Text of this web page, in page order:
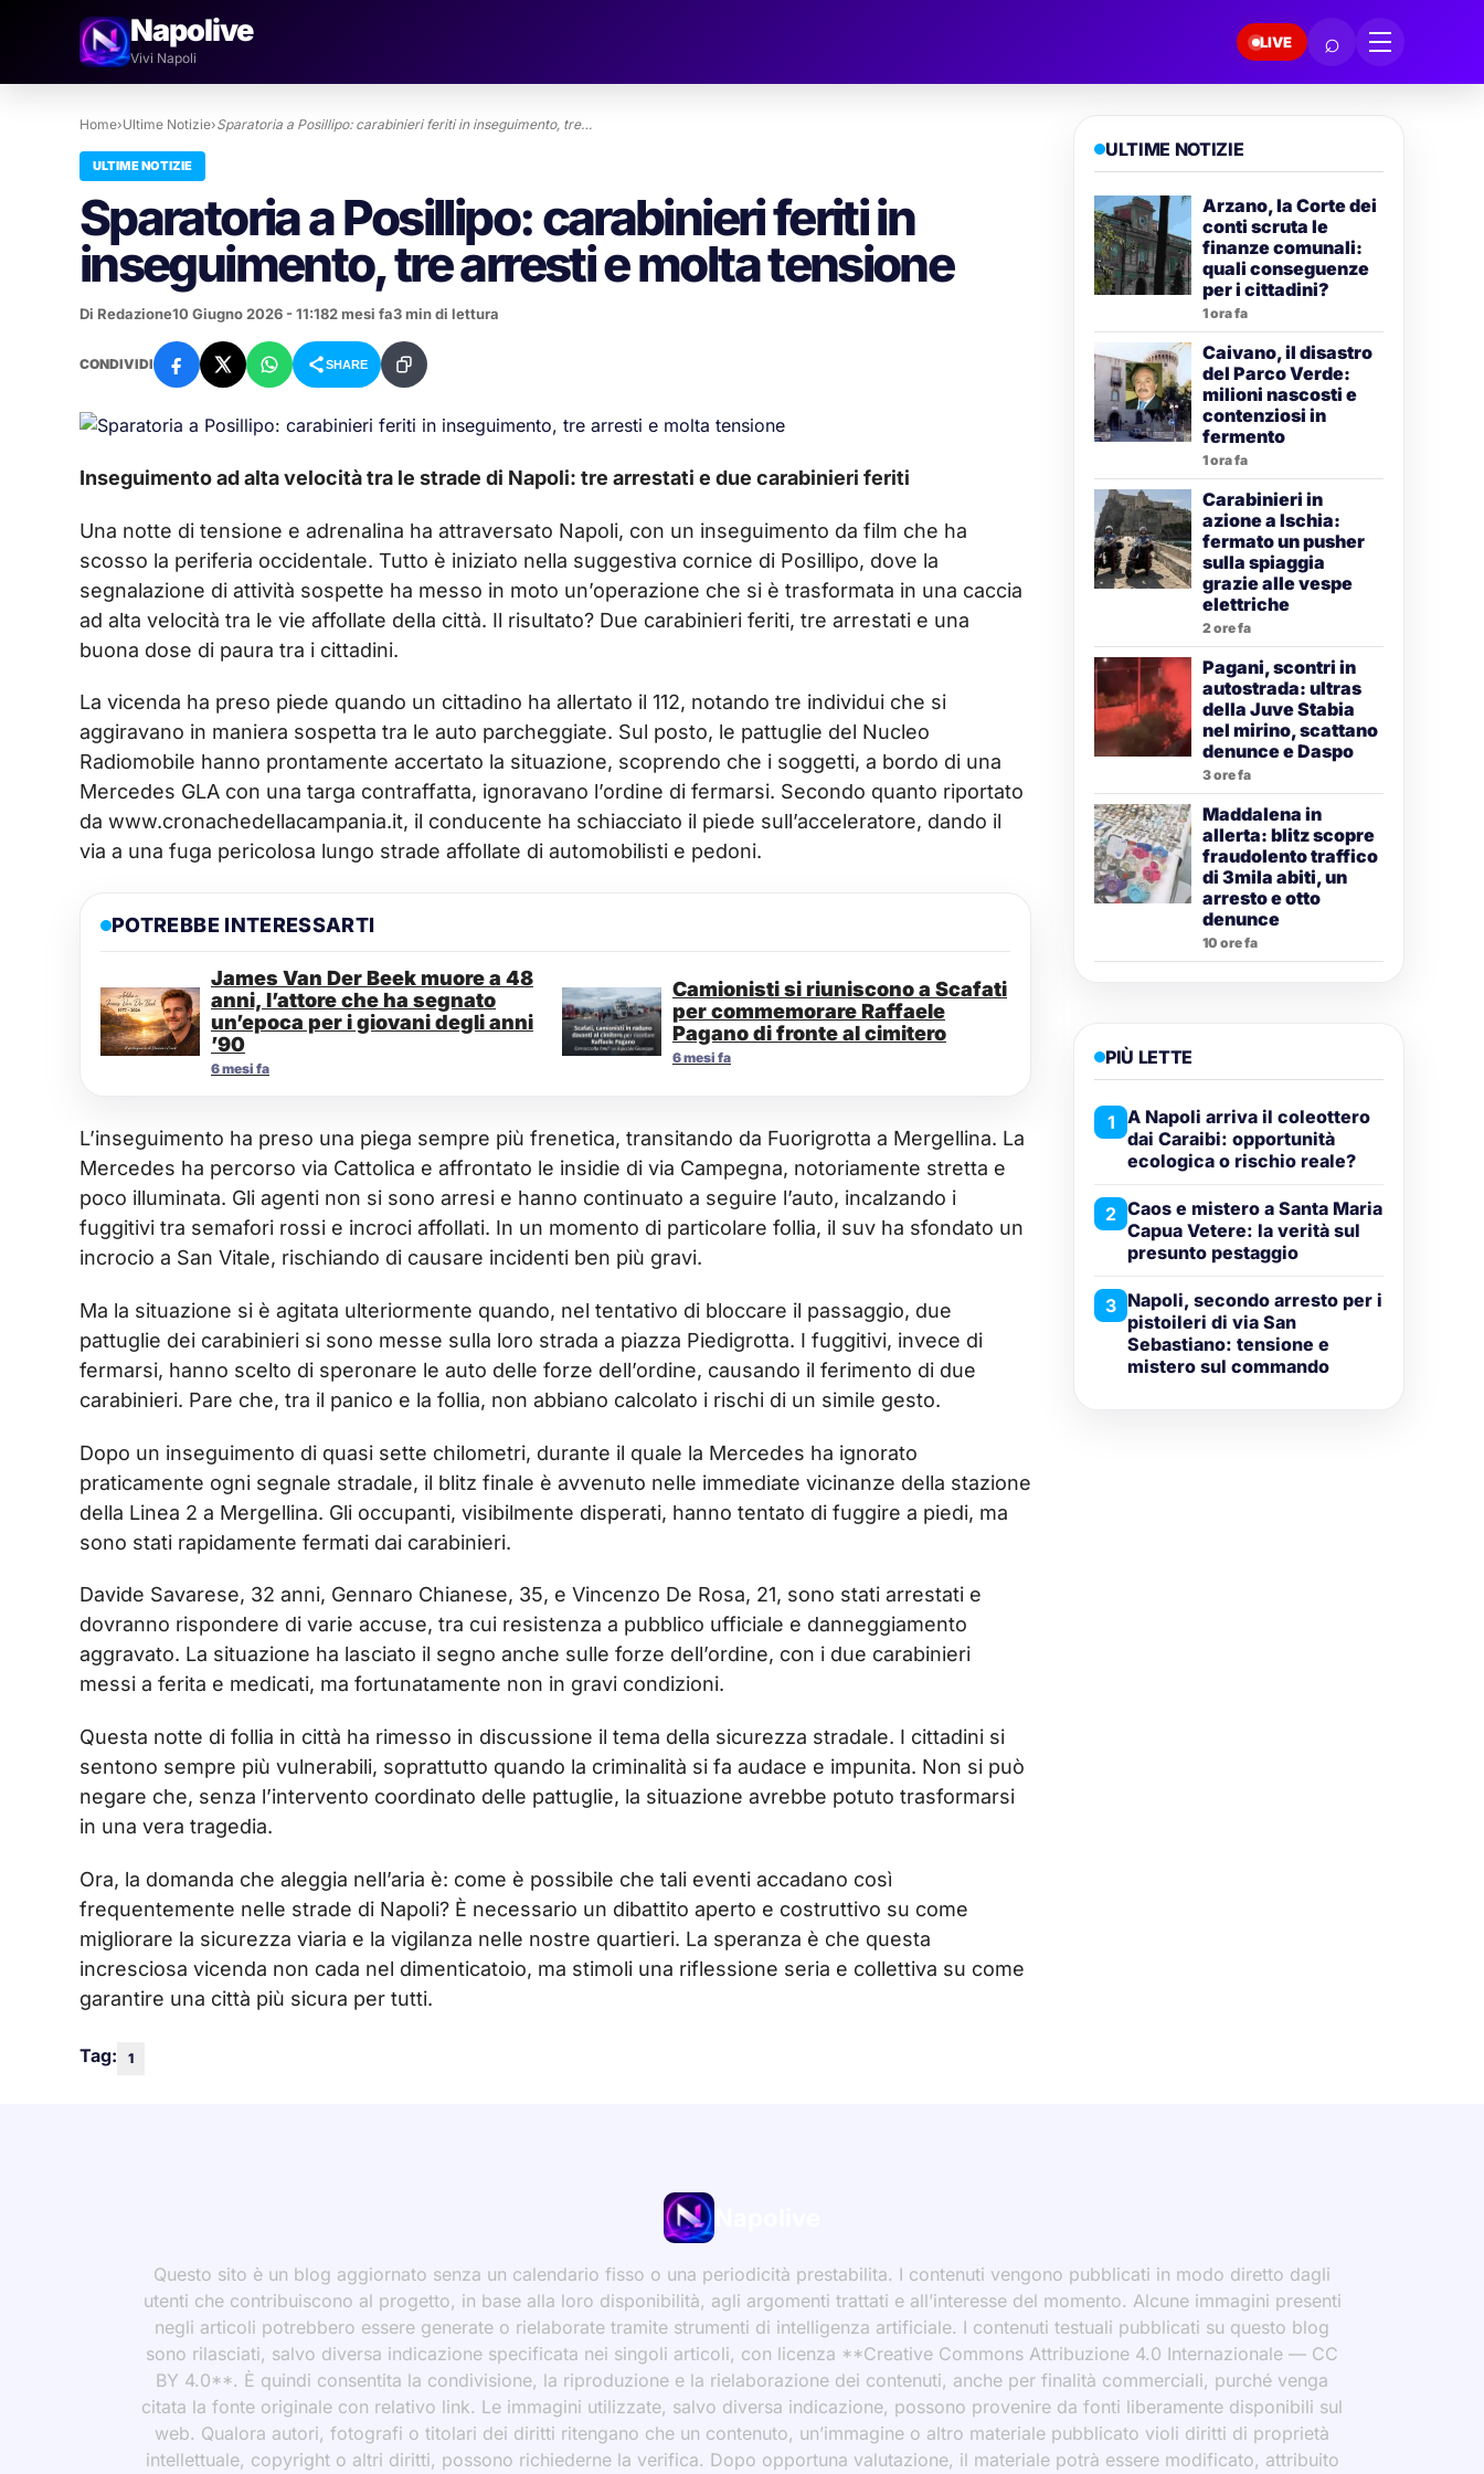
Napolive
Vivi Napoli
LIVE ⌕
Home›Ultime Notizie›Sparatoria a Posillipo: carabinieri feriti in inseguimento, tre…
ULTIME NOTIZIE
Sparatoria a Posillipo: carabinieri feriti in
inseguimento, tre arresti e molta tensione
Di Redazione10 Giugno 2026 - 11:182 mesi fa3 min di lettura
CONDIVIDI SHARE
Inseguimento ad alta velocità tra le strade di Napoli: tre arrestati e due carabinieri feriti
Una notte di tensione e adrenalina ha attraversato Napoli, con un inseguimento da film che ha
scosso la periferia occidentale. Tutto è iniziato nella suggestiva cornice di Posillipo, dove la
segnalazione di attività sospette ha messo in moto un’operazione che si è trasformata in una caccia
ad alta velocità tra le vie affollate della città. Il risultato? Due carabinieri feriti, tre arrestati e una
buona dose di paura tra i cittadini.
La vicenda ha preso piede quando un cittadino ha allertato il 112, notando tre individui che si
aggiravano in maniera sospetta tra le auto parcheggiate. Sul posto, le pattuglie del Nucleo
Radiomobile hanno prontamente accertato la situazione, scoprendo che i soggetti, a bordo di una
Mercedes GLA con una targa contraffatta, ignoravano l’ordine di fermarsi. Secondo quanto riportato
da www.cronachedellacampania.it, il conducente ha schiacciato il piede sull’acceleratore, dando il
via a una fuga pericolosa lungo strade affollate di automobilisti e pedoni.
POTREBBE INTERESSARTI
James Van Der Beek muore a 48
anni, l’attore che ha segnato
un’epoca per i giovani degli anni
’90
6 mesi fa
Camionisti si riuniscono a Scafati
per commemorare Raffaele
Pagano di fronte al cimitero
6 mesi fa
L’inseguimento ha preso una piega sempre più frenetica, transitando da Fuorigrotta a Mergellina. La
Mercedes ha percorso via Cattolica e affrontato le insidie di via Campegna, notoriamente stretta e
poco illuminata. Gli agenti non si sono arresi e hanno continuato a seguire l’auto, incalzando i
fuggitivi tra semafori rossi e incroci affollati. In un momento di particolare follia, il suv ha sfondato un
incrocio a San Vitale, rischiando di causare incidenti ben più gravi.
Ma la situazione si è agitata ulteriormente quando, nel tentativo di bloccare il passaggio, due
pattuglie dei carabinieri si sono messe sulla loro strada a piazza Piedigrotta. I fuggitivi, invece di
fermarsi, hanno scelto di speronare le auto delle forze dell’ordine, causando il ferimento di due
carabinieri. Pare che, tra il panico e la follia, non abbiano calcolato i rischi di un simile gesto.
Dopo un inseguimento di quasi sette chilometri, durante il quale la Mercedes ha ignorato
praticamente ogni segnale stradale, il blitz finale è avvenuto nelle immediate vicinanze della stazione
della Linea 2 a Mergellina. Gli occupanti, visibilmente disperati, hanno tentato di fuggire a piedi, ma
sono stati rapidamente fermati dai carabinieri.
Davide Savarese, 32 anni, Gennaro Chianese, 35, e Vincenzo De Rosa, 21, sono stati arrestati e
dovranno rispondere di varie accuse, tra cui resistenza a pubblico ufficiale e danneggiamento
aggravato. La situazione ha lasciato il segno anche sulle forze dell’ordine, con i due carabinieri
messi a ferita e medicati, ma fortunatamente non in gravi condizioni.
Questa notte di follia in città ha rimesso in discussione il tema della sicurezza stradale. I cittadini si
sentono sempre più vulnerabili, soprattutto quando la criminalità si fa audace e impunita. Non si può
negare che, senza l’intervento coordinato delle pattuglie, la situazione avrebbe potuto trasformarsi
in una vera tragedia.
Ora, la domanda che aleggia nell’aria è: come è possibile che tali eventi accadano così
frequentemente nelle strade di Napoli? È necessario un dibattito aperto e costruttivo su come
migliorare la sicurezza viaria e la vigilanza nelle nostre quartieri. La speranza è che questa
incresciosa vicenda non cada nel dimenticatoio, ma stimoli una riflessione seria e collettiva su come
garantire una città più sicura per tutti.
Tag: 1
ULTIME NOTIZIE
Arzano, la Corte dei
conti scruta le
finanze comunali:
quali conseguenze
per i cittadini?
1 ora fa
Caivano, il disastro
del Parco Verde:
milioni nascosti e
contenziosi in
fermento
1 ora fa
Carabinieri in
azione a Ischia:
fermato un pusher
sulla spiaggia
grazie alle vespe
elettriche
2 ore fa
Pagani, scontri in
autostrada: ultras
della Juve Stabia
nel mirino, scattano
denunce e Daspo
3 ore fa
Maddalena in
allerta: blitz scopre
fraudolento traffico
di 3mila abiti, un
arresto e otto
denunce
10 ore fa
PIÙ LETTE
1 A Napoli arriva il coleottero
dai Caraibi: opportunità
ecologica o rischio reale?
2 Caos e mistero a Santa Maria
Capua Vetere: la verità sul
presunto pestaggio
3 Napoli, secondo arresto per i
pistoileri di via San
Sebastiano: tensione e
mistero sul commando
Questo sito è un blog aggiornato senza un calendario fisso o una periodicità prestabilita. I contenuti vengono pubblicati in modo diretto dagli
utenti che contribuiscono al progetto, in base alla loro disponibilità, agli argomenti trattati e all’interesse del momento. Alcune immagini presenti
negli articoli potrebbero essere generate o rielaborate tramite strumenti di intelligenza artificiale. I contenuti testuali pubblicati su questo blog
sono rilasciati, salvo diversa indicazione specificata nei singoli articoli, con licenza **Creative Commons Attribuzione 4.0 Internazionale — CC
BY 4.0**. È quindi consentita la condivisione, la riproduzione e la rielaborazione dei contenuti, anche per finalità commerciali, purché venga
citata la fonte originale con relativo link. Le immagini utilizzate, salvo diversa indicazione, possono provenire da fonti liberamente disponibili sul
web. Qualora autori, fotografi o titolari dei diritti ritengano che un contenuto, un’immagine o altro materiale pubblicato violi diritti di proprietà
intellettuale, copyright o altri diritti, possono richiederne la verifica. Dopo opportuna valutazione, il materiale potrà essere modificato, attribuito